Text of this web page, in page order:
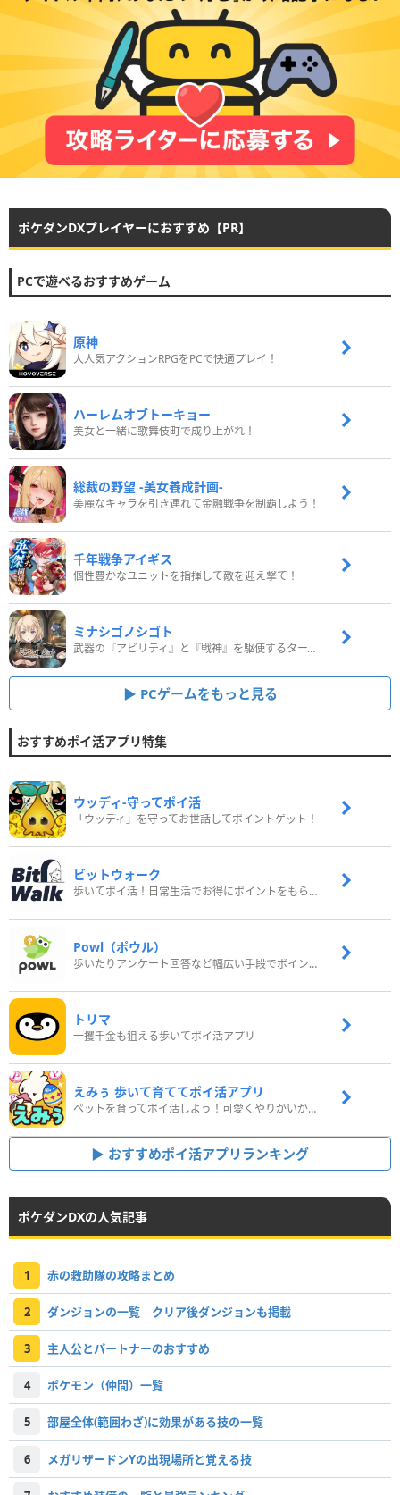
ポケダンDXプレイヤーにおすすめ【PR】
PCで遊べるおすすめゲーム
原神
大人気アクションRPGをPCで快適プレイ！
ハーレムオブトーキョー
美女と一緒に歌舞伎町で成り上がれ！
総裁の野望 -美女養成計画-
美麗なキャラを引き連れて金融戦争を制覇しよう！
千年戦争アイギス
個性豊かなユニットを指揮して敵を迎え撃て！
ミナシゴノシゴト
武器の『アビリティ』と『戦神』を駆使するターン制コマンドバトルRPG！
PCゲームをもっと見る
おすすめポイ活アプリ特集
ウッディ‐守ってポイ活
「ウッディ」を守ってお世話してポイントゲット！
ビットウォーク
歩いてポイ活！日常生活でお得にポイントをもらおう
Powl（ポウル）
歩いたりアンケート回答など幅広い手段でポイントをゲット
トリマ
一攫千金も狙える歩いてポイ活アプリ
えみぅ 歩いて育ててポイ活アプリ
ペットを育ってポイ活しよう！可愛くやりがいがある新感覚アプリ
おすすめポイ活アプリランキング
ポケダンDXの人気記事
1 赤の救助隊の攻略まとめ
2 ダンジョンの一覧｜クリア後ダンジョンも掲載
3 主人公とパートナーのおすすめ
4 ポケモン（仲間）一覧
5 部屋全体(範囲わざ)に効果がある技の一覧
6 メガリザードンYの出現場所と覚える技